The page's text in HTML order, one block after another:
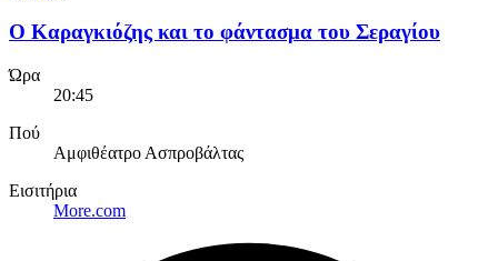
Ο Καραγκιόζης και το φάντασμα του Σεραγίου
Ώρα
20:45
Πού
Αμφιθέατρο Ασπροβάλτας
Εισιτήρια
More.com